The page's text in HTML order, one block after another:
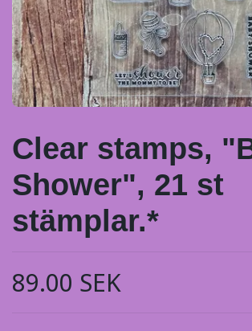
Clear stamps,
Shower", 21 st
stämplar.*
89.00 SEK